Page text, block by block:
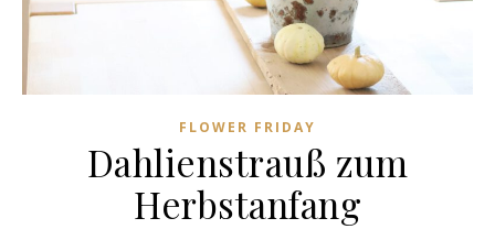
FLOWER FRIDAY
Dahlienstrauß zum
Herbstanfang